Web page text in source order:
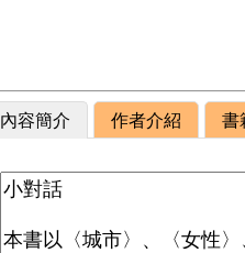
內容簡介 作者介紹 書